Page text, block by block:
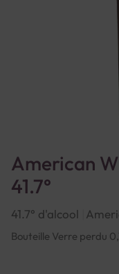
American
41.7°
41.7° d'alcool
Bouteille Verre perdu